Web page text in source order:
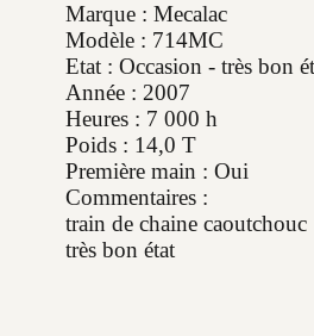
Marque : Mecalac
Modèle : 714MC
Etat : Occasion - très bon
Année : 2007
Heures : 7 000 h
Poids : 14,0 T
Première main : Oui
Commentaires :
train de chaine caoutchouc
très bon état